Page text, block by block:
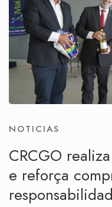
NOTICIAS
CRCGO
e reforça